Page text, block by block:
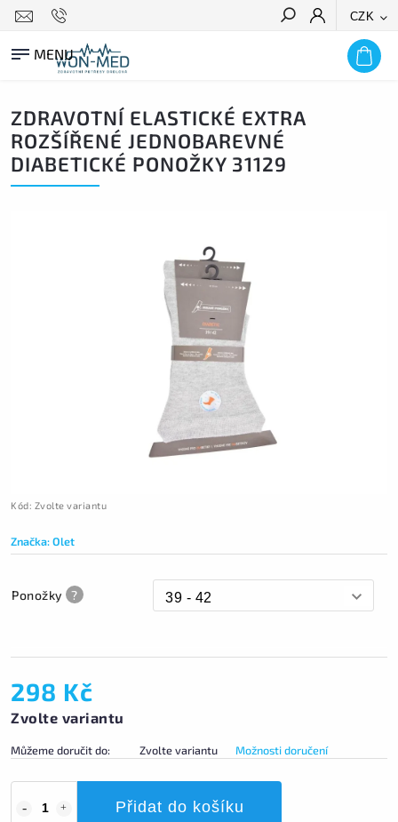
CZK
HLEDAT
ZDRAVOTNÍ ELASTICKÉ EXTRA
ROZŠÍŘENÉ JEDNOBAREVNÉ
DIABETICKÉ PONOŽKY 31129
Kód: Zvolte variantu
Značka:Olet
Ponožky ?
298 Kč
Zvolte variantu
Můžeme doručit do: Zvolte variantu Možnosti doručení
Přidat do košíku